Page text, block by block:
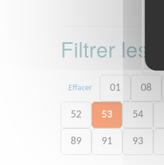
Filtrer les
Effacer 01 08
52 53 54
89 91 93